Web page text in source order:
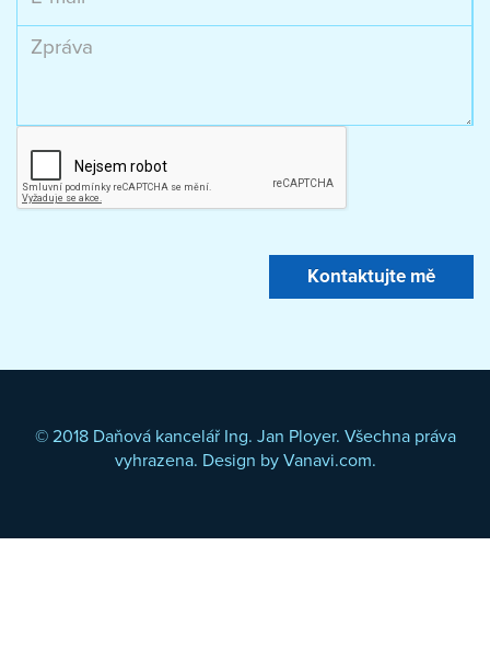
© 2018 Daňová kancelář Ing. Jan Ployer. Všechna práva
vyhrazena. Design by Vanavi.com.